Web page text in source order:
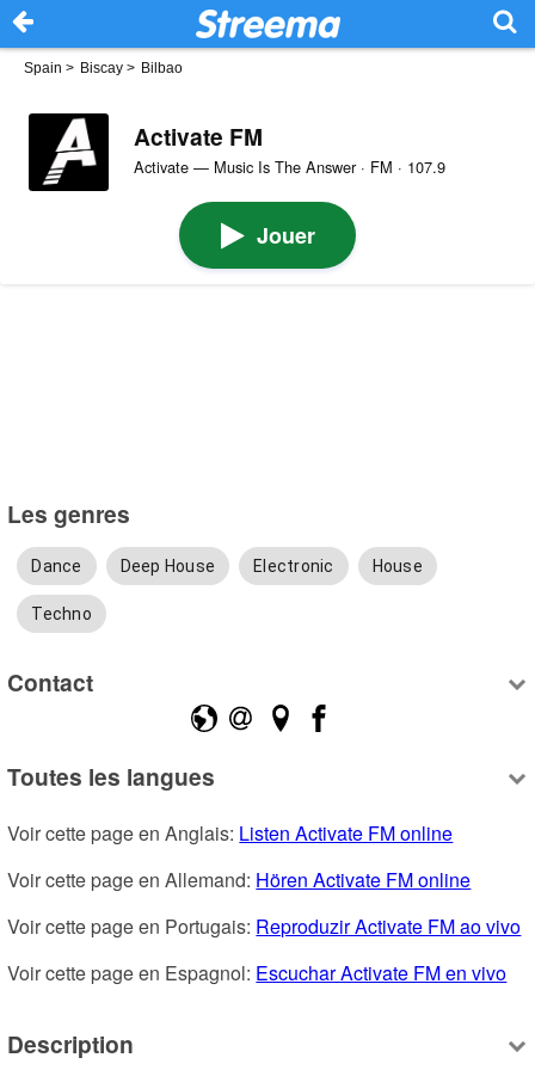
Spain > Biscay > Bilbao
Activate FM
Activate — Music Is The Answer · FM · 107.9
Jouer
Les genres
Dance Deep House Electronic House
Techno
Contact
Toutes les langues
Voir cette page en Anglais: Listen Activate FM online
Voir cette page en Allemand: Hören Activate FM online
Voir cette page en Portugais: Reproduzir Activate FM ao vivo
Voir cette page en Espagnol: Escuchar Activate FM en vivo
Description